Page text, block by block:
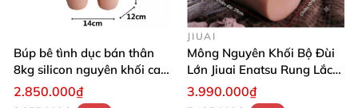
Búp bê tình dục bán thân
8kg silicon nguyên khối cao
cấp
2.850.000₫
JIUAI
Mông Nguyên Khối Bộ Đùi
Lớn Jiuai Enatsu Rung Lắc
Siêu Thật
3.990.000₫